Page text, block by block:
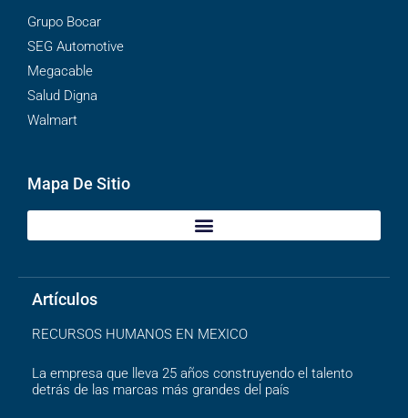
Grupo Bocar
SEG Automotive
Megacable
Salud Digna
Walmart
Mapa De Sitio
Artículos
RECURSOS HUMANOS EN MEXICO
La empresa que lleva 25 años construyendo el talento
detrás de las marcas más grandes del país